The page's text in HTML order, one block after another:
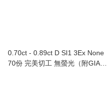
0.70ct - 0.89ct D SI1 3Ex None
70份 完美切工 無螢光（附GIA證